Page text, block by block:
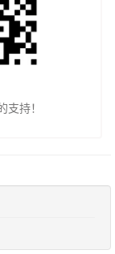
支持！